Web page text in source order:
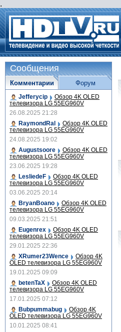
.
Сообщения
Комментарии
Jefferycip Обзор 4K OLED
телевизора LG 55EG960V
26.08.2025 21:28
RaymondRal
Обзор 4K OLED
телевизора LG 55EG960V
24.08.2025 19:02
Augustsoore
Обзор 4K OLED
телевизора LG 55EG960V
23.06.2025 19:28
LesliedeF
Обзор 4K OLED
телевизора LG 55EG960V
03.06.2025 20:14
BryanBoano
Обзор 4K OLED
телевизора LG 55EG960V
09.03.2025 21:51
Eugenrex
Обзор 4K OLED
телевизора LG 55EG960V
29.01.2025 22:36
XRumer23Wence
Обзор 4K
OLED телевизора LG 55EG960V
19.01.2025 09:09
betenTaX
Обзор 4K OLED
телевизора LG 55EG960V
17.01.2025 07:12
Bubpummabug
Обзор 4K
OLED телевизора LG 55EG960V
10.01.2025 08:41
Форум